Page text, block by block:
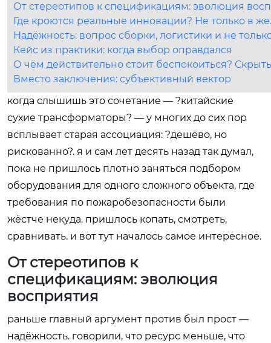
От стереотипов к спецификациям: эволюция
Где кроются реальные инновации? Не только в
Надёжность: вопрос сборки, логистики и не
Кейс из практики: когда выбор оправдался
О чём действительно стоит беспокоиться?
Вместо заключения: субъективный вектор
когда слышишь это сочетание — ?китайские
сухие трансформаторы? — у многих до сих пор
всплывает старая ассоциация: ?дешёво, но
рискованно?. я и сам лет десять назад так думал,
пока не пришлось плотно заняться подбором
оборудования для одного сложного объекта, где
требования по пожаробезопасности были
жёстче некуда. пришлось копать, смотреть,
сравнивать. и вот тут началось самое интересное.
От стереотипов к
спецификациям: эволюция
восприятия
раньше главный аргумент против был прост —
надёжность. говорили, что ресурс меньше, что